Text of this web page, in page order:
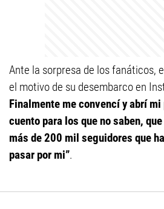
Ante la sorpresa de los fanáticos,
el motivo de su desembarco en
Finalmente me convencí y abrí
cuento para los que no saben,
más de 200 mil seguidores que
pasar por mi”.